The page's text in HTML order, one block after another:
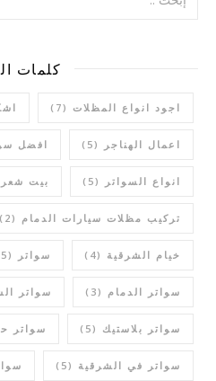
كلمات
اجود انواع المظلات (7)
اعمال الهناجر (5) افضل
انواع السواتر (5) بيت شعر
تركيب مظلات سيارات الدمام (2)
خيام الشرقية (4) سواتر (5)
سواتر الدمام (3) سواتر
سواتر بلاستيك (5) سواتر
سواتر في الشرقية (5)